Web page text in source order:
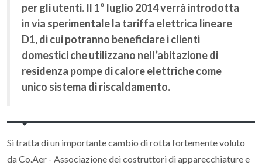
per gli utenti. Il 1° luglio 2014 verrà introdotta
in via sperimentale la tariffa elettrica lineare
D1, di cui potranno beneficiare i clienti
domestici che utilizzano nell’abitazione di
residenza pompe di calore elettriche come
unico sistema di riscaldamento.
Si tratta di un importante cambio di rotta fortemente voluto
da Co.Aer - Associazione dei costruttori di apparecchiature e